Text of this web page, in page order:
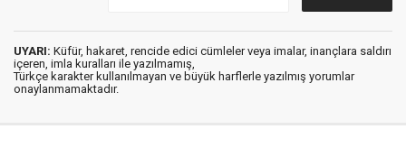
UYARI: Küfür, hakaret, rencide edici cümleler veya imalar, inançlara saldırı
içeren, imla kuralları ile yazılmamış,
Türkçe karakter kullanılmayan ve büyük harflerle yazılmış yorumlar
onaylanmamaktadır.